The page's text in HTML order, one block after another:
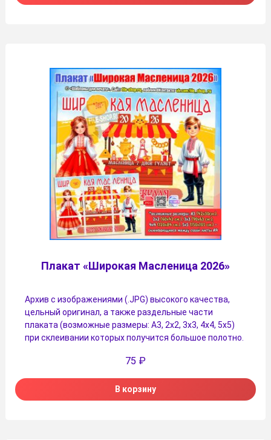
Плакат «Широкая Масленица 2026»
Архив с изображениями (.JPG) высокого качества,
цельный оригинал, а также раздельные части
плаката (возможные размеры: А3, 2х2, 3х3, 4х4, 5х5)
при склеивании которых получится большое полотно.
75 ₽
В корзину